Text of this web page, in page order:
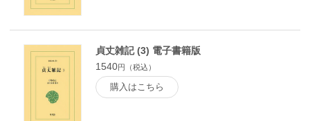
貞丈雑記 (3) 電子書籍版
1540円（税込）
購入はこちら